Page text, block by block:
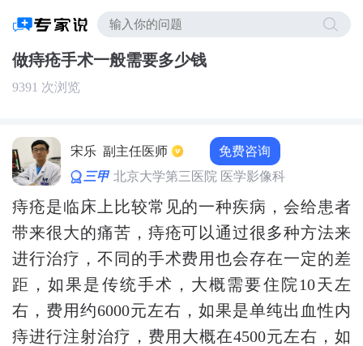
做痔疮手术一般需要多少钱
9391 次浏览
宋乐 副主任医师 免费咨询
三甲 北京大学第三医院 医学影像科
痔疮是临床上比较常见的一种疾病，会给患者
带来很大的痛苦，痔疮可以通过很多种方法来
进行治疗，不同的手术费用也会存在一定的差
距，如果是传统手术，大概需要住院10天左
右，费用约6000元左右，如果是单纯出血性内
痔进行注射治疗，费用大概在4500元左右，如